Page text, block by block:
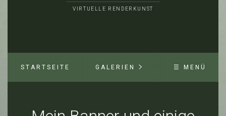
VIRTUELLE RENDERKUNST
STARTSEITE GALERIEN ☰ MENÜ